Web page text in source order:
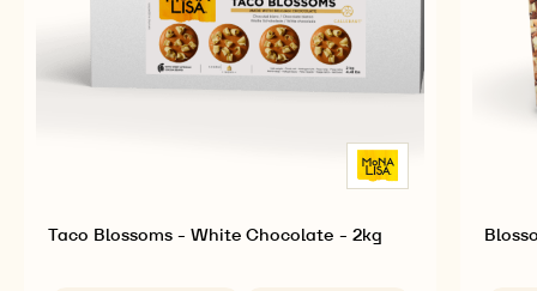
Taco Blossoms - White Chocolate - 2kg